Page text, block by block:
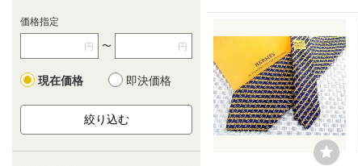
価格指定
円 〜 円
現在価格 即決価格